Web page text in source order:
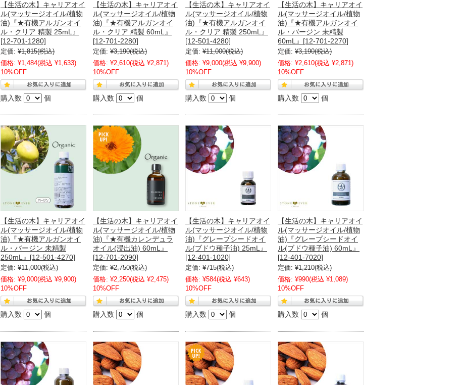
【生活の木】キャリアオイ
ル(マッサージオイル/植物
油)『★有機アルガンオイ
ル・クリア 精製 25mL』
[12-701-1280]
定価: ¥1,815(税込)
価格: ¥1,484(税込 ¥1,633)
10%OFF
購入数 個
【生活の木】キャリアオイ
ル(マッサージオイル/植物
油)『★有機アルガンオイ
ル・クリア 精製 60mL』
[12-701-2280]
定価: ¥3,190(税込)
価格: ¥2,610(税込 ¥2,871)
10%OFF
購入数 個
【生活の木】キャリアオイ
ル(マッサージオイル/植物
油)『★有機アルガンオイ
ル・クリア 精製 250mL』
[12-501-4280]
定価: ¥11,000(税込)
価格: ¥9,000(税込 ¥9,900)
10%OFF
購入数 個
【生活の木】キャリアオイ
ル(マッサージオイル/植物
油)『★有機アルガンオイ
ル・バージン 未精製
60mL』[12-701-2270]
定価: ¥3,190(税込)
価格: ¥2,610(税込 ¥2,871)
10%OFF
購入数 個
【生活の木】キャリアオイ
ル(マッサージオイル/植物
油)『★有機アルガンオイ
ル・バージン 未精製
250mL』[12-501-4270]
定価: ¥11,000(税込)
価格: ¥9,000(税込 ¥9,900)
10%OFF
購入数 個
【生活の木】キャリアオイ
ル(マッサージオイル/植物
油)『★有機カレンデュラ
オイル(浸出油) 60mL』
[12-701-2090]
定価: ¥2,750(税込)
価格: ¥2,250(税込 ¥2,475)
10%OFF
購入数 個
【生活の木】キャリアオイ
ル(マッサージオイル/植物
油)『グレープシードオイ
ル(ブドウ種子油) 25mL』
[12-401-1020]
定価: ¥715(税込)
価格: ¥584(税込 ¥643)
10%OFF
購入数 個
【生活の木】キャリアオイ
ル(マッサージオイル/植物
油)『グレープシードオイ
ル(ブドウ種子油) 60mL』
[12-401-7020]
定価: ¥1,210(税込)
価格: ¥990(税込 ¥1,089)
10%OFF
購入数 個